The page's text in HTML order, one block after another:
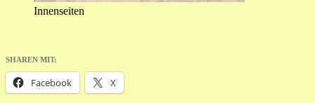
Innenseiten
SHAREN MIT:
Facebook X